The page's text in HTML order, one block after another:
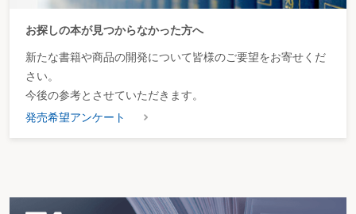
お探しの本が見つからなかった方へ
新たな書籍や商品の開発について皆様のご要望をお寄せくだ
さい。
今後の参考とさせていただきます。
発売希望アンケート